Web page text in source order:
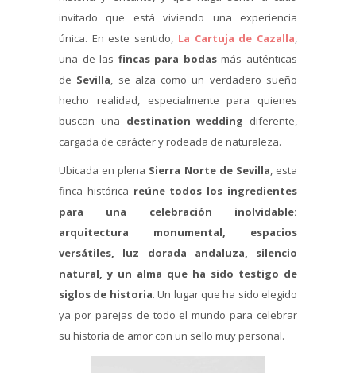
invitado que está viviendo una experiencia
única. En este sentido, La Cartuja de Cazalla,
una de las fincas para bodasmás auténticas
de Sevilla, se alza como un verdadero sueño
hecho realidad, especialmente para quienes
buscan una destination wedding diferente,
cargada de carácter y rodeada de naturaleza.
Ubicada en plena Sierra Norte de Sevilla, esta
finca histórica reúne todos los ingredientes
para una celebración inolvidable:
arquitectura monumental, espacios
versátiles, luz dorada andaluza, silencio
natural, y un alma que ha sido testigo de
siglos de historia. Un lugar que ha sido elegido
ya por parejas de todo el mundo para celebrar
su historia de amor con un sello muy personal.